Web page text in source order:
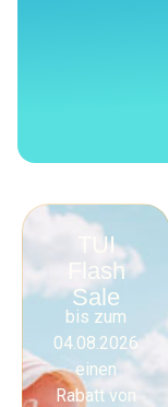
TUI
Flash
Sale
bis zum
04.08.2026
einen
Rabatt von